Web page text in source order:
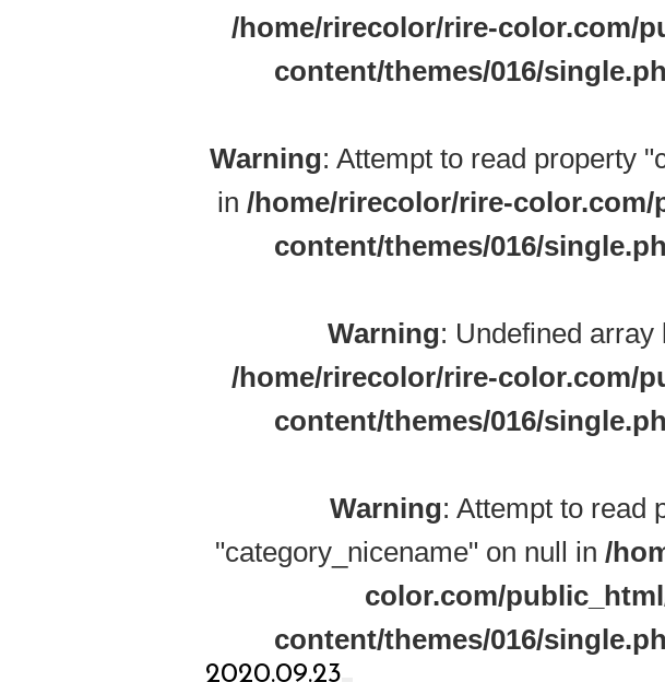
/home/rirecolor/rire-color.com/
content/themes/016/
Warning: Attempt to read property
in /home/rirecolor/rire-
content/themes/016/
Warning: Undefined array
/home/rirecolor/rire-color.com/
content/themes/016/
Warning: Attempt to read
"category_nicename" on null in /
color.com/
content/themes/016/
2020.09.23